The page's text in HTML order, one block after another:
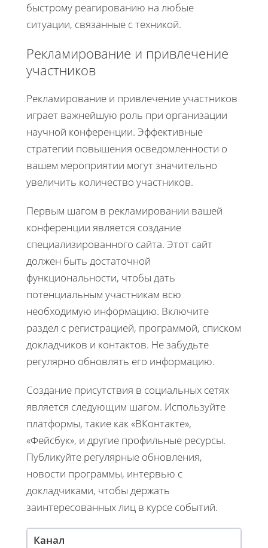
быстрому реагированию на любые
ситуации, связанные с техникой.
Рекламирование и привлечение
участников
Рекламирование и привлечение участников
играет важнейшую роль при организации
научной конференции. Эффективные
стратегии повышения осведомленности о
вашем мероприятии могут значительно
увеличить количество участников.
Первым шагом в рекламировании вашей
конференции является создание
специализированного сайта. Этот сайт
должен быть достаточной
функциональности, чтобы дать
потенциальным участникам всю
необходимую информацию. Включите
раздел с регистрацией, программой, списком
докладчиков и контактов. Не забудьте
регулярно обновлять его информацию.
Создание присутствия в социальных сетях
является следующим шагом. Используйте
платформы, такие как «ВКонтакте»,
«Фейсбук», и другие профильные ресурсы.
Публикуйте регулярные обновления,
новости программы, интервью с
докладчиками, чтобы держать
заинтересованных лиц в курсе событий.
Канал